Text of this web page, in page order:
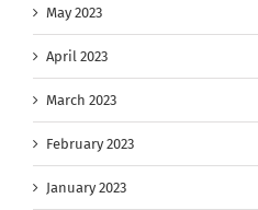
May 2023
April 2023
March 2023
February 2023
January 2023